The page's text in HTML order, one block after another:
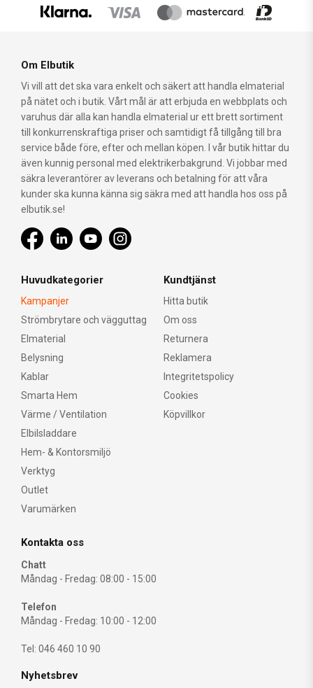
Om Elbutik
Vi vill att det ska vara enkelt och säkert att handla elmaterial
på nätet och i butik. Vårt mål är att erbjuda en webbplats och
varuhus där alla kan handla elmaterial ur ett brett sortiment
till konkurrenskraftiga priser och samtidigt få tillgång till bra
service både före, efter och mellan köpen. I vår butik hittar du
även kunnig personal med elektrikerbakgrund. Vi jobbar med
säkra leverantörer av leverans och betalning för att våra
kunder ska kunna känna sig säkra med att handla hos oss på
elbutik.se!
Huvudkategorier
Kampanjer
Strömbrytare och vägguttag
Elmaterial
Belysning
Kablar
Smarta Hem
Värme / Ventilation
Elbilsladdare
Hem- & Kontorsmiljö
Verktyg
Outlet
Varumärken
Kundtjänst
Hitta butik
Om oss
Returnera
Reklamera
Integritetspolicy
Cookies
Köpvillkor
Kontakta oss
Chatt
Måndag - Fredag: 08:00 - 15:00
Telefon
Måndag - Fredag: 10:00 - 12:00
Tel: 046 460 10 90
Nyhetsbrev